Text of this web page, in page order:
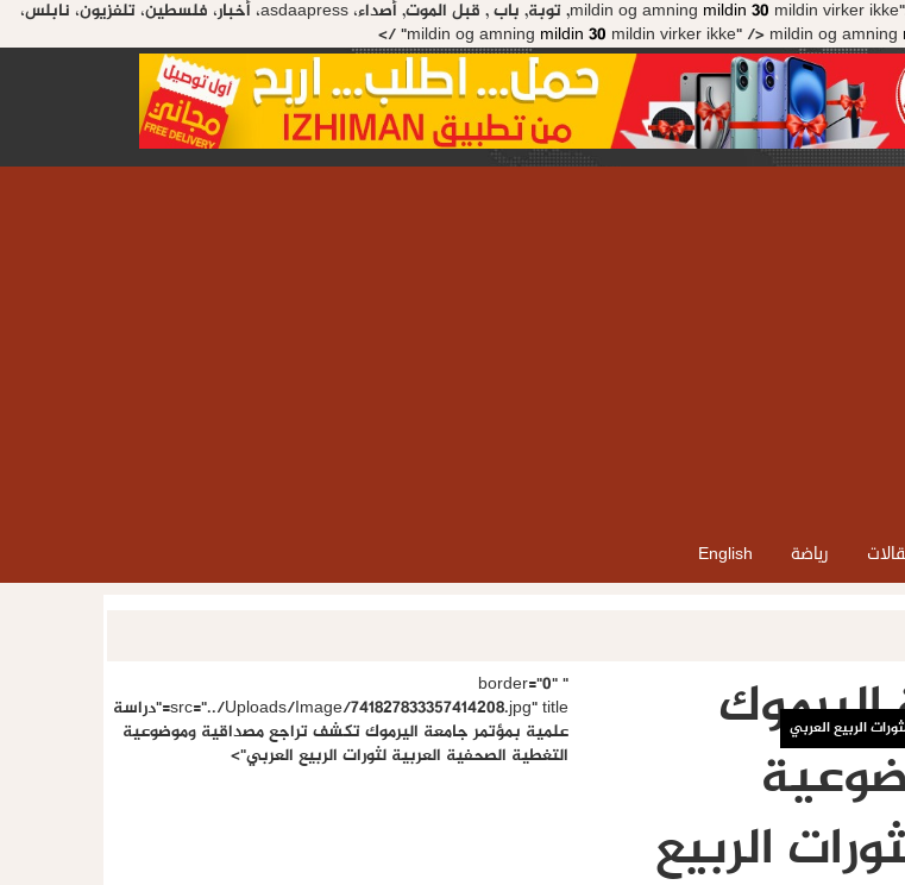
mildin og amning mildin 30 mildin virker
mildin virker ikke, توبة, باب , قبل الموت, أصداء، asdaapress، أخبار، فلسطين، تلفزيون، نابلس،
mildin og amning mildin 30 mildin virker ikke" /> mildin og amning
رياضة English
الربيع
" border="0"
src="../Uploads/Image/741827833357414208.jpg" title="دراسة
علمية بمؤتمر جامعة اليرموك تكشف تراجع مصداقية وموضوعية
التغطية الصحفية العربية لثورات الربيع العربي">
الربيع العربي